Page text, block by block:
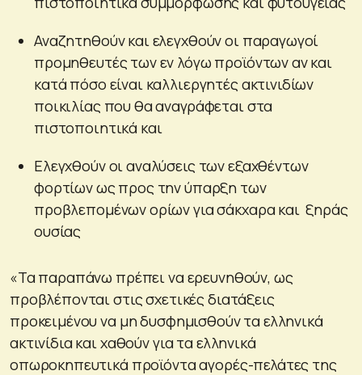
Αναζητηθούν και ελεγχθούν οι παραγωγοί
προμηθευτές των εν λόγω προϊόντων αν και
κατά πόσο είναι καλλιεργητές ακτινιδίων
ποικιλίας που θα αναγράφεται στα
πιστοποιητικά και
Ελεγχθούν οι αναλύσεις των εξαχθέντων
φορτίων ως προς την ύπαρξη των
προβλεπομένων ορίων για σάκχαρα και ξηράς
ουσίας
«Τα παραπάνω πρέπει να ερευνηθούν, ως
προβλέπονται στις σχετικές διατάξεις
προκειμένου να μη δυσφημισθούν τα ελληνικά
ακτινίδια και χαθούν για τα ελληνικά
οπωροκηπευτικά προϊόντα αγορές-πελάτες της